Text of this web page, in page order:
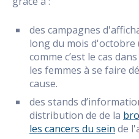
des campagnes
long du mois d'octobre
comme c’est le cas
les femmes à se faire
cause.
des stands
distribution de de la
les cancers du sein de